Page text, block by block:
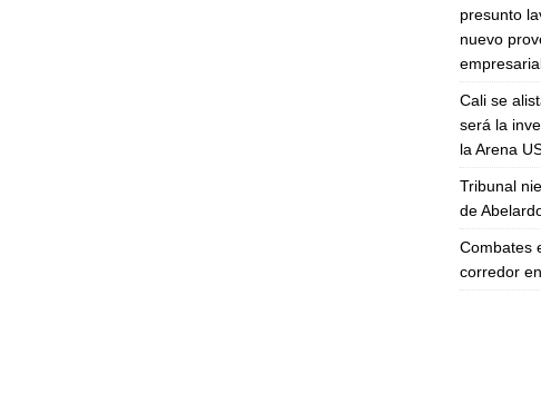
presunto
nuevo
Cali se
será la
la Arena
Tribunal
de
Combates
corredor